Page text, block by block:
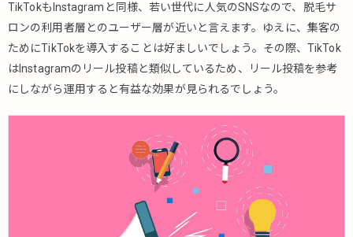
TikTokもInstagramと同様、若い世代に人気のSNSなので、脱毛サ
ロンの利用者層とのユーザー層が近いと言えます。ゆえに、集客の
ためにTikTokを導入することは好ましいでしょう。その際、TikTok
はInstagramのリール投稿と類似しているため、リール投稿を参考
にしながら運用すると有益な効果が見られるでしょう。